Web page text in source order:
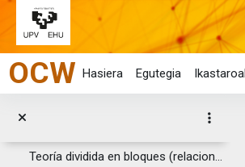
Joan eduki nagusira zuzenean
OCW Hasiera Egutegia
Guía docente
Tolestu
Topic 2
Teoría completa del curso, bloque unitario.
Teoría dividida en bloques (relacionados con los e...